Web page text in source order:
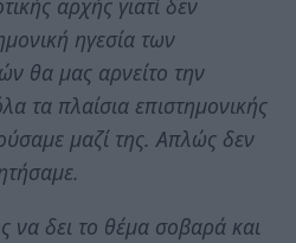
αρχής γιατί δεν
ηγεσία των
θα μας αρνείτο την
τα πλαίσια επιστημονικής
μαζί της. Απλώς δεν
να δει το θέμα σοβαρά και